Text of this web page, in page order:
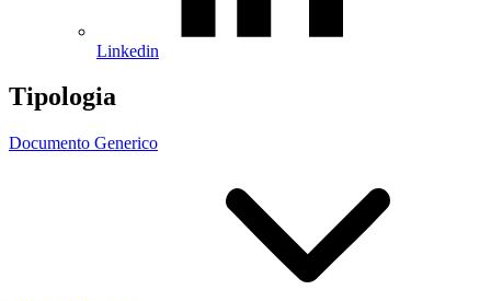
Linkedin
Tipologia
Documento Generico